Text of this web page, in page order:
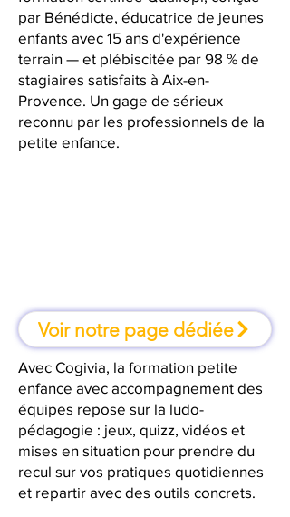
par Bénédicte, éducatrice de jeunes
enfants avec 15 ans d'expérience
terrain — et plébiscitée par 98 % de
stagiaires satisfaits à Aix-en-
Provence. Un gage de sérieux
reconnu par les professionnels de la
petite enfance.
Voir notre page dédiée
Avec Cogivia, la formation petite
enfance avec accompagnement des
équipes repose sur la ludo-
pédagogie : jeux, quizz, vidéos et
mises en situation pour prendre du
recul sur vos pratiques quotidiennes
et repartir avec des outils concrets.